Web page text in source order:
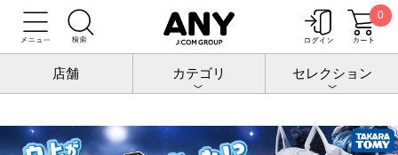
0
店舗 カテゴリ セレクション
トップ ゾイド
ゾイド
ZOIDS(ゾイド)「白上フブキ専用ガトリングフォックス」